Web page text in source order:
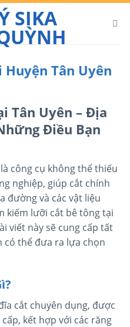
Tân Uyên
Tân Uyên – Địa
Điều Bạn
là công cụ không thể thiếu
nghiệp, giúp cắt chính
đường và các vật liệu
kiếm lưỡi cắt bê tông tại
viết này sẽ cung cấp tất
có thể đưa ra lựa chọn
cắt chuyên dụng, được
kết hợp với các răng